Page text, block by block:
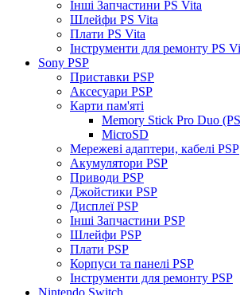
Інші Запчастини PS Vita
Шлейфи PS Vita
Плати PS Vita
Інструменти для ремонту PS
Sony PSP
Приставки PSP
Аксесуари PSP
Карти пам'яті
Memory Stick Pro Duo
MicroSD
Мережеві адаптери, кабелі PSP
Акумулятори PSP
Приводи PSP
Джойстики PSP
Дисплеї PSP
Інші Запчастини PSP
Шлейфи PSP
Плати PSP
Корпуси та панелі PSP
Інструменти для ремонту PSP